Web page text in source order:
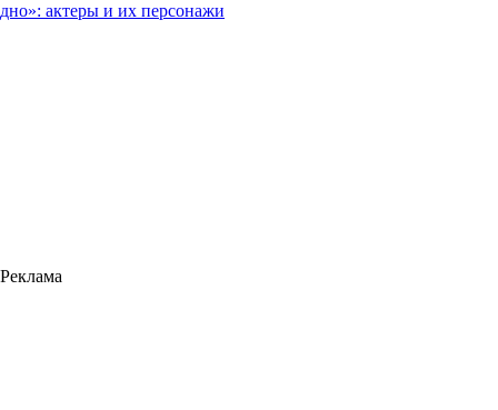
дно»: актеры и их персонажи
Реклама